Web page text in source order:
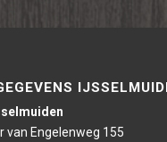
van Engelenweg 155